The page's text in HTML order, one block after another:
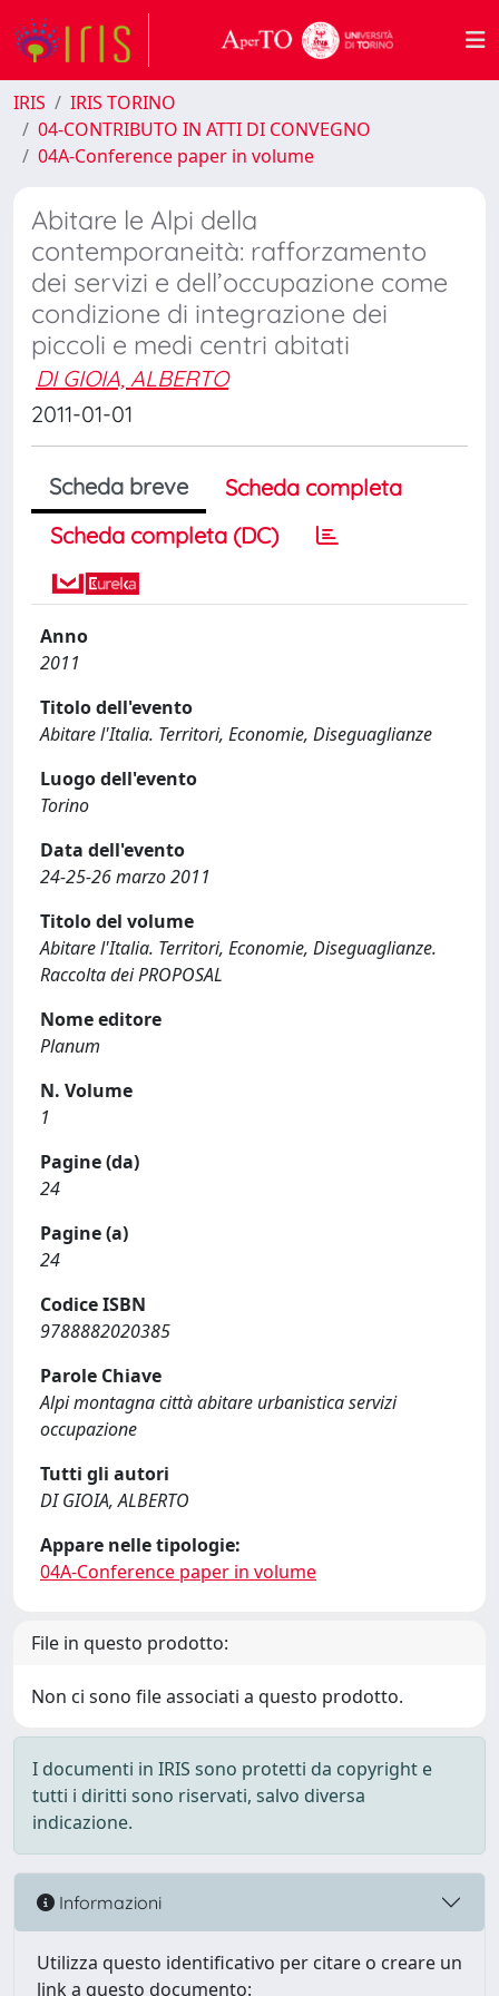
IRIS
IRIS TORINO
04-CONTRIBUTO IN ATTI DI CONVEGNO
04A-Conference paper in volume
Abitare le Alpi della
contemporaneità: rafforzamento
dei servizi e dell’occupazione come
condizione di integrazione dei
piccoli e medi centri abitati
DI GIOIA, ALBERTO
2011-01-01
Scheda breve
Scheda completa
Scheda completa (DC)
Anno
2011
Titolo dell'evento
Abitare l'Italia. Territori, Economie, Diseguaglianze
Luogo dell'evento
Torino
Data dell'evento
24-25-26 marzo 2011
Titolo del volume
Abitare l'Italia. Territori, Economie, Diseguaglianze.
Raccolta dei PROPOSAL
Nome editore
Planum
N. Volume
1
Pagine (da)
24
Pagine (a)
24
Codice ISBN
9788882020385
Parole Chiave
Alpi montagna città abitare urbanistica servizi
occupazione
Tutti gli autori
DI GIOIA, ALBERTO
Appare nelle tipologie:
04A-Conference paper in volume
File in questo prodotto:
Non ci sono file associati a questo prodotto.
I documenti in IRIS sono protetti da copyright e
tutti i diritti sono riservati, salvo diversa
indicazione.
Informazioni
Utilizza questo identificativo per citare o creare un
link a questo documento: